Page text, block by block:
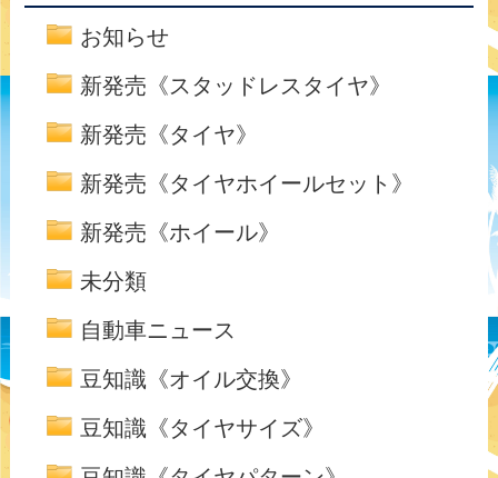
お知らせ
新発売《スタッドレスタイヤ》
新発売《タイヤ》
新発売《タイヤホイールセット》
新発売《ホイール》
未分類
自動車ニュース
豆知識《オイル交換》
豆知識《タイヤサイズ》